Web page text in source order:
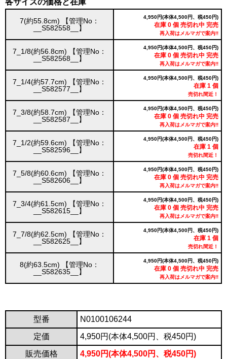
各サイズの価格と在庫
7(約55.8cm) 【管理No：
__S582558__】
4,950円(本体4,500円、税450円)
在庫 0 個 売切れ中 完売
再入荷はメルマガで案内!!
7_1/8(約56.8cm) 【管理No：
__S582568__】
4,950円(本体4,500円、税450円)
在庫 0 個 売切れ中 完売
再入荷はメルマガで案内!!
7_1/4(約57.7cm) 【管理No：
__S582577__】
4,950円(本体4,500円、税450円)
在庫 1 個
売切れ間近！
7_3/8(約58.7cm) 【管理No：
__S582587__】
4,950円(本体4,500円、税450円)
在庫 0 個 売切れ中 完売
再入荷はメルマガで案内!!
7_1/2(約59.6cm) 【管理No：
__S582596__】
4,950円(本体4,500円、税450円)
在庫 1 個
売切れ間近！
7_5/8(約60.6cm) 【管理No：
__S582606__】
4,950円(本体4,500円、税450円)
在庫 0 個 売切れ中 完売
再入荷はメルマガで案内!!
7_3/4(約61.5cm) 【管理No：
__S582615__】
4,950円(本体4,500円、税450円)
在庫 0 個 売切れ中 完売
再入荷はメルマガで案内!!
7_7/8(約62.5cm) 【管理No：
__S582625__】
4,950円(本体4,500円、税450円)
在庫 1 個
売切れ間近！
8(約63.5cm) 【管理No：
__S582635__】
4,950円(本体4,500円、税450円)
在庫 0 個 売切れ中 完売
再入荷はメルマガで案内!!
型番
N0100106244
定価
4,950円(本体4,500円、税450円)
販売価格
4,950円(本体4,500円、税450円)